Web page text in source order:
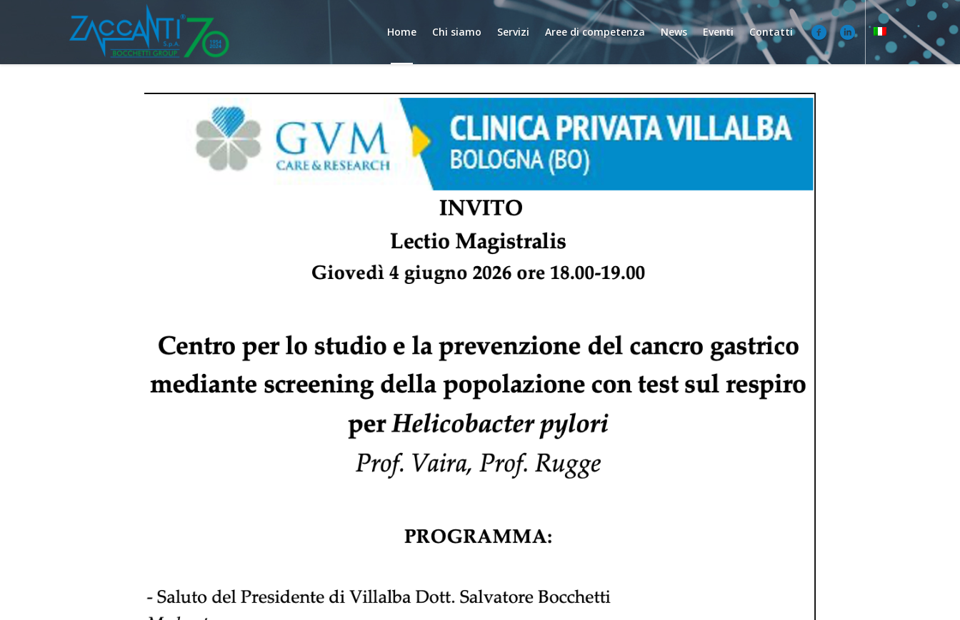
Home Chi siamo Servizi Aree di competenza News Eventi Contatti